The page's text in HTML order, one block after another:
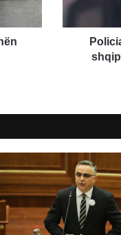
posedonte
një